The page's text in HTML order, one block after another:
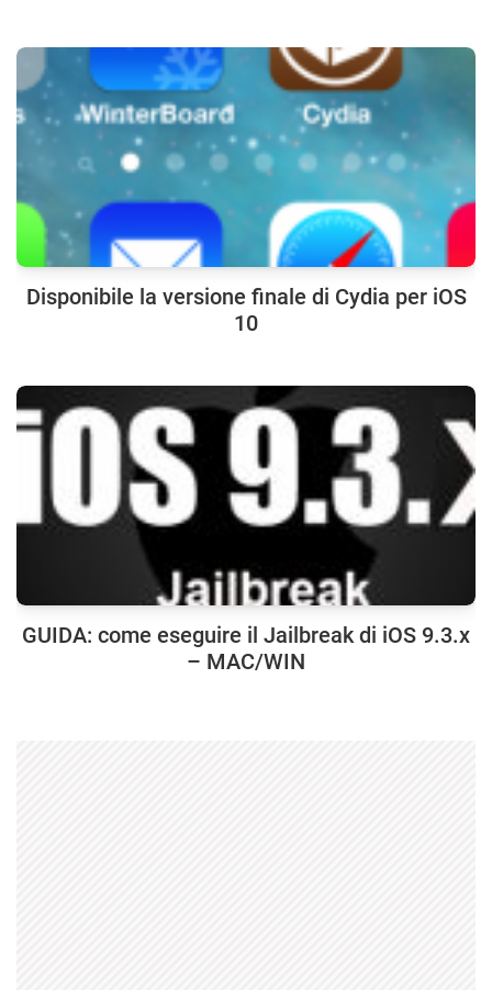
Disponibile la versione finale di Cydia per iOS
10
GUIDA: come eseguire il Jailbreak di iOS 9.3.x
– MAC/WIN